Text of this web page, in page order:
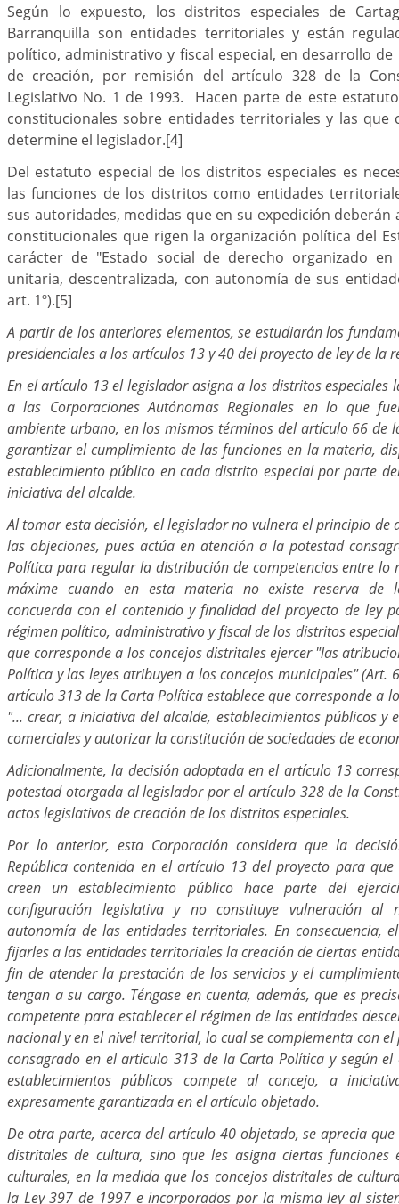
Según lo expuesto, los distritos especiales de
Barranquilla son entidades territoriales y están
político, administrativo y fiscal especial, en desarrollo de
de creación, por remisión del artículo 328 de la
Legislativo No. 1 de 1993. Hacen parte de este
constitucionales sobre entidades territoriales y las que
determine el legislador.[4]
Del estatuto especial de los distritos especiales es
las funciones de los distritos como entidades
sus autoridades, medidas que en su expedición
constitucionales que rigen la organización política del
carácter de "Estado social de derecho organizado
unitaria, descentralizada, con autonomía de sus
art. 1º).[5]
A partir de los anteriores elementos, se estudiarán los
presidenciales a los artículos 13 y 40 del proyecto de ley de la
En el artículo 13 el legislador asigna a los distritos especiales
a las Corporaciones Autónomas Regionales en lo que
ambiente urbano, en los mismos términos del artículo 66 de
garantizar el cumplimiento de las funciones en la materia,
establecimiento público en cada distrito especial por parte
iniciativa del alcalde.
Al tomar esta decisión, el legislador no vulnera el principio de
las objeciones, pues actúa en atención a la potestad
Política para regular la distribución de competencias entre
máxime cuando en esta materia no existe reserva de
concuerda con el contenido y finalidad del proyecto de ley
régimen político, administrativo y fiscal de los distritos
que corresponde a los concejos distritales ejercer "las
Política y las leyes atribuyen a los concejos municipales" (Art.
artículo 313 de la Carta Política establece que corresponde a
"... crear, a iniciativa del alcalde, establecimientos públicos y
comerciales y autorizar la constitución de sociedades de
Adicionalmente, la decisión adoptada en el artículo 13
potestad otorgada al legislador por el artículo 328 de la
actos legislativos de creación de los distritos especiales.
Por lo anterior, esta Corporación considera que la
República contenida en el artículo 13 del proyecto para que
creen un establecimiento público hace parte del
configuración legislativa y no constituye vulneración al
autonomía de las entidades territoriales. En consecuencia,
fijarles a las entidades territoriales la creación de ciertas
fin de atender la prestación de los servicios y el
tengan a su cargo. Téngase en cuenta, además, que es
competente para establecer el régimen de las entidades
nacional y en el nivel territorial, lo cual se complementa con
consagrado en el artículo 313 de la Carta Política y según
establecimientos públicos compete al concejo, a
expresamente garantizada en el artículo objetado.
De otra parte, acerca del artículo 40 objetado, se aprecia
distritales de cultura, sino que les asigna ciertas funciones
culturales, en la medida que los concejos distritales de
la Ley 397 de 1997 e incorporados por la misma ley al